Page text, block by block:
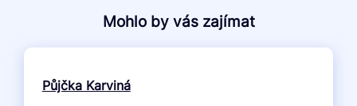
Mohlo by vás zajímat
Půjčka Karviná